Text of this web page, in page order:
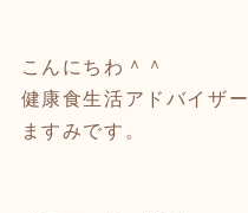
こんにちわ＾＾
健康食生活アドバイザー
ますみです。